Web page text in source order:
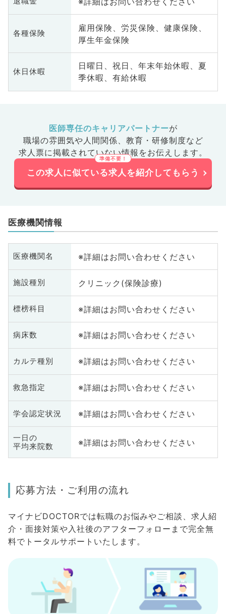
各種保険
雇用保険、労災保険、健康保険、
厚生年金保険
休日休暇
日曜日、祝日、年末年始休暇、夏
季休暇、有給休暇
医師専任のキャリアパートナーが
職場の雰囲気や人間関係、 教育・研修制度など
求人票に掲載されていない情報をお伝えします。
この求人に似ている求人を紹介してもらう
医療機関情報
医療機関名 ※詳細はお問い合わせください
施設種別 クリニック(保険診療)
標榜科目 ※詳細はお問い合わせください
病床数 ※詳細はお問い合わせください
カルテ種別 ※詳細はお問い合わせください
救急指定 ※詳細はお問い合わせください
学会認定状況 ※詳細はお問い合わせください
一日の
平均来院数
※詳細はお問い合わせください
応募方法・ご利用の流れ
マイナビDOCTORでは転職のお悩みやご相談、求人紹
介・面接対策や入社後のアフターフォローまで完全無
料でトータルサポートいたします。